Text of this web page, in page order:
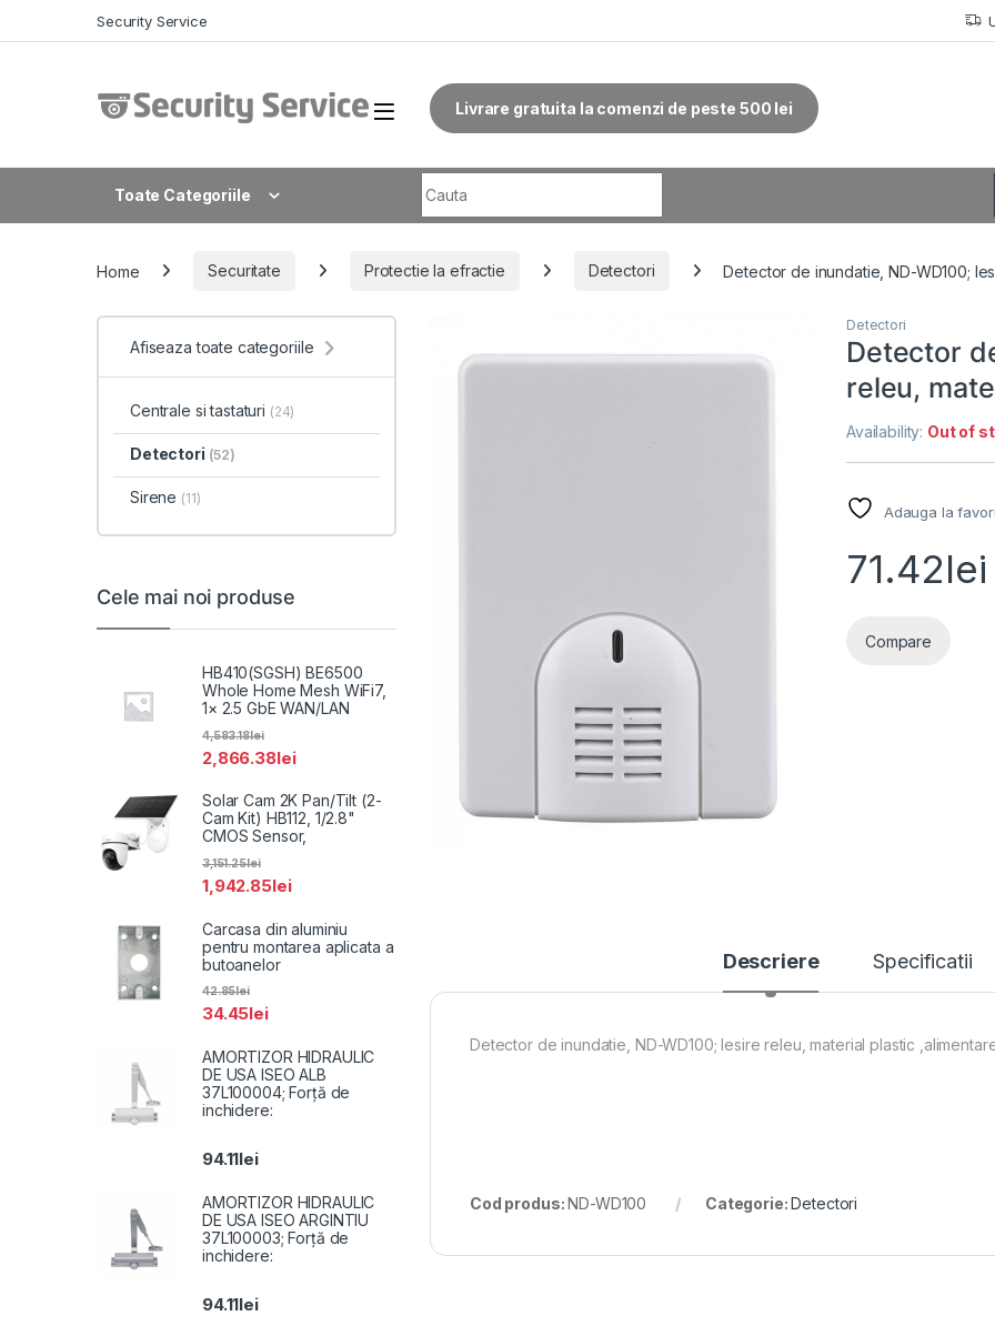
Security Service
Livrare gratuita la comenzi de peste 500 lei
Toate Categoriile
Home Securitate Protectie la efractie Detectori Detector de inundatie, ND-WD100;
Detectori
Detector
releu,
Availability: Out of
Adauga la
71.42lei
Compare
Descriere Specificatii
Detector de inundatie, ND-WD100; Iesire releu, material plastic
Cod produs:ND-WD100 Categorie:Detectori
Afiseaza toate categoriile
Centrale si tastaturi (24)
Detectori (52)
Sirene (11)
Cele mai noi produse
HB410(SGSH) BE6500
Whole Home Mesh WiFi7,
1× 2.5 GbE WAN/LAN
2,866.38lei
4,583.18lei
Solar Cam 2K Pan/Tilt (2-
Cam Kit) HB112, 1/2.8"
CMOS Sensor,
1,942.85lei
3,151.25lei
Carcasa din aluminiu
pentru montarea aplicata a
butoanelor
34.45lei
42.85lei
AMORTIZOR HIDRAULIC
DE USA ISEO ALB
37L100004; Forță de
inchidere:
94.11lei
AMORTIZOR HIDRAULIC
DE USA ISEO ARGINTIU
37L100003; Forță de
inchidere:
94.11lei